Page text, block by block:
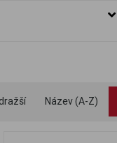
rozzáří každý outfit.
Název (A-Z)